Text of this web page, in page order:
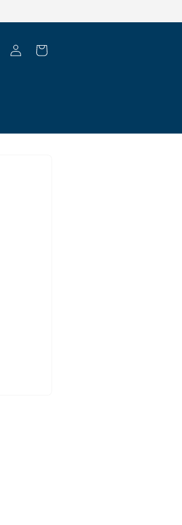
Fazer
login
Carrinho